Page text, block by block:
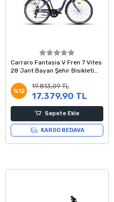
Carraro Fantasia V Fren 7 Vites
28 Jant Bayan Şehir Bisikleti
%12
19.813,09 TL
17.379,90 TL
Sepete Ekle
KARGO BEDAVA